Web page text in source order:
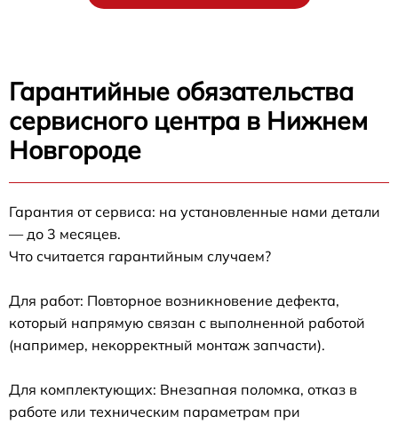
Гарантийные обязательства
сервисного центра в Нижнем
Новгороде
Гарантия от сервиса: на установленные нами детали
— до 3 месяцев.
Что считается гарантийным случаем?
Для работ: Повторное возникновение дефекта,
который напрямую связан с выполненной работой
(например, некорректный монтаж запчасти).
Для комплектующих: Внезапная поломка, отказ в
работе или техническим параметрам при